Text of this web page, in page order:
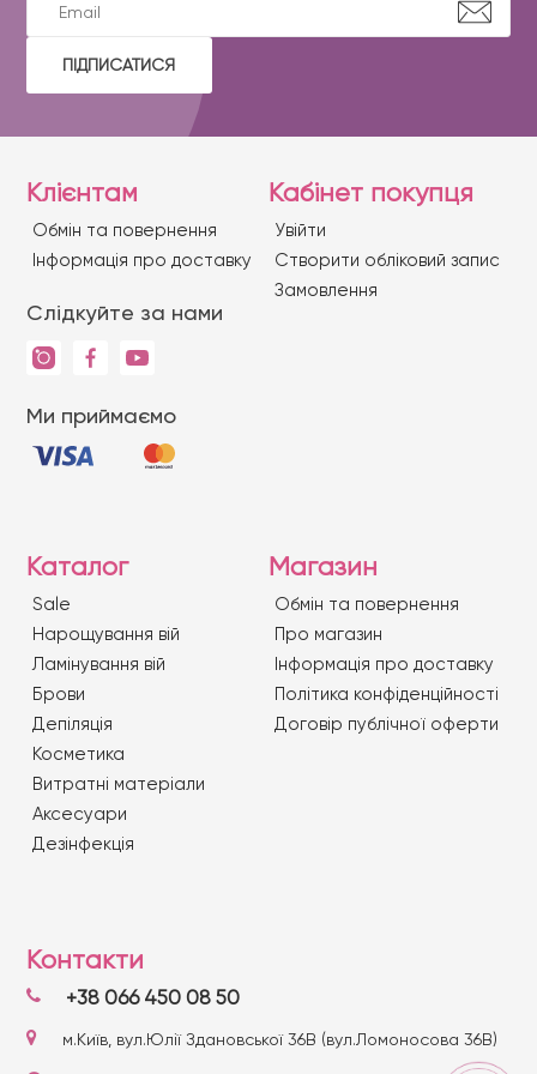
ПІДПИСАТИСЯ
Клієнтам
Обмін та повернення
Iнформація про доставку
Слідкуйте за нами
Ми приймаємо
Кабінет покупця
Увійти
Створити обліковий запис
Замовлення
Каталог
Sale
Нарощування вій
Ламінування вій
Брови
Депіляція
Косметика
Витратні матеріали
Аксесуари
Дезінфекція
Магазин
Обмін та повернення
Про магазин
Iнформація про доставку
Політика конфіденційності
Договір публічної оферти
Контакти
+38 066 450 08 50
м.Київ, вул.Юлії Здановської 36В (вул.Ломоносова 36В)